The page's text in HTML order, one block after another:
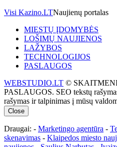
Visi Kazino.LTNaujienų portalas
MIESTŲ ĮDOMYBĖS
LOŠIMŲ NAUJIENOS
LAŽYBOS
TECHNOLOGIJOS
PASLAUGOS
WEBSTUDIO.LT ©
PASLAUGOS. SEO tekstų
rašymas ir talpinimas į mūsų
Close
Draugai: - Marketingo agentūra -
skenavimas - Klaipedos miesto